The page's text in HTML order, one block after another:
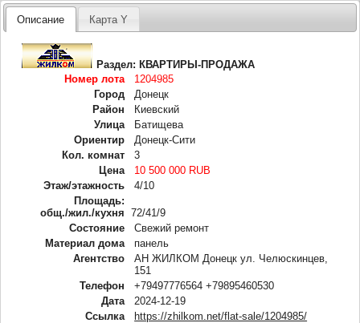
Описание Карта Y
Раздел:КВАРТИРЫ-ПРОДАЖА
Номер лота
1204985
Город
Донецк
Район
Киевский
Улица
Батищева
Ориентир
Донецк-Сити
Кол. комнат
3
Цена
10 500 000 RUB
Этаж/этажность
4/10
Площадь:
общ./жил./кухня
72/41/9
Состояние
Свежий ремонт
Материал дома
панель
Агентство
АН ЖИЛКОМ Донецк ул. Челюскинцев,
151
Телефон
+79497776564 +79895460530
Дата
2024-12-19
Ссылка
https://zhilkom.net/flat-sale/1204985/